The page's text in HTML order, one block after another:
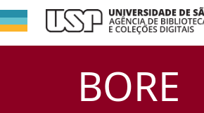
BORE
Filtrar
Assunto
DSpace/Manakin +